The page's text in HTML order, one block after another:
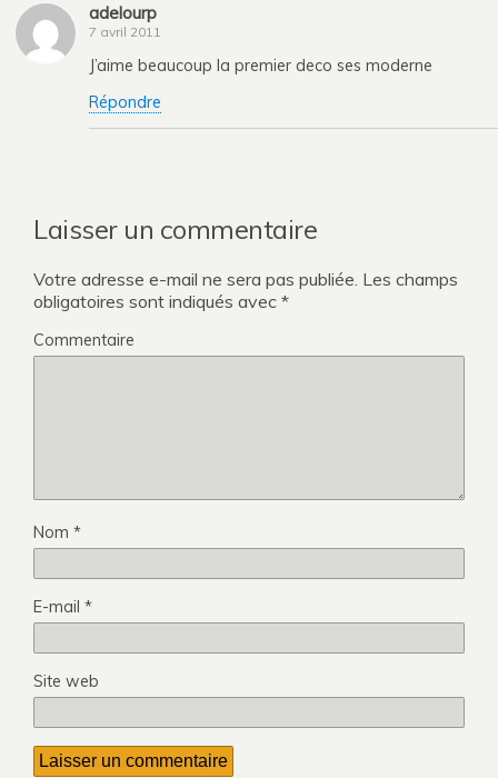
adelourp
7 avril 2011
J’aime beaucoup la premier deco ses moderne
Répondre
Laisser un commentaire
Votre adresse e-mail ne sera pas publiée. Les champs
obligatoires sont indiqués avec *
Commentaire
Nom *
E-mail *
Site web